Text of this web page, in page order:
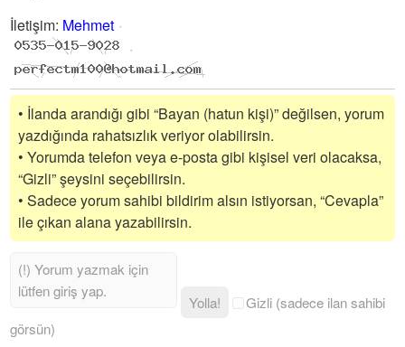
İletişim: Mehmet
• İlanda arandığı gibi “Bayan (hatun kişi)” değilsen, yorum
yazdığında rahatsızlık veriyor olabilirsin.
• Yorumda telefon veya e-posta gibi kişisel veri olacaksa,
“Gizli” şeysini seçebilirsin.
• Sadece yorum sahibi bildirim alsın istiyorsan, “Cevapla”
ile çıkan alana yazabilirsin.
Yolla!
Gizli (sadece ilan sahibi
görsün)